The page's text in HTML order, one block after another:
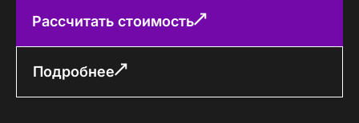
Рассчитать стоимость
Подробнее